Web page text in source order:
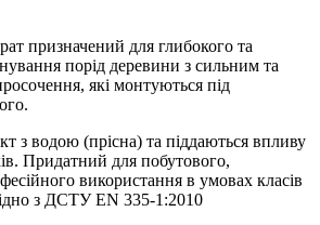
призначений для глибокого та
порід деревини з сильним та
які монтуються під
з водою (прісна) та піддаються впливу
Придатний для побутового,
використання в умовах класів
з ДСТУ EN 335-1:2010